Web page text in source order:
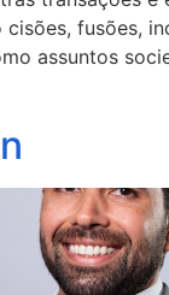
fusões,
assuntos